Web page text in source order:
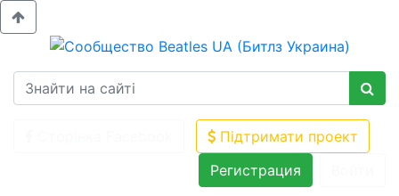
Підтримати проект
Регистрация